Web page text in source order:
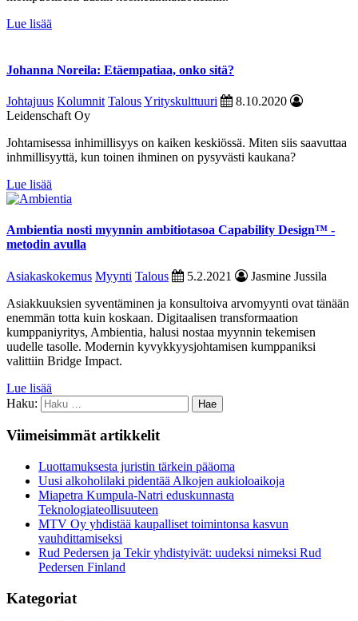
Lue lisää
Johanna Noreila: Etäempatiaa, onko sitä?
Johtajuus Kolumnit TalousYrityskulttuuri
8.10.2020
Leidenschaft Oy
Johtamisessa inhimillisyys on kaiken keskiössä. Miten siis saavuttaa
inhmillisyyttä, kun toinen ihminen on pysyvästi kaukana?
Lue lisää
Ambientia nosti myynnin ambitiotasoa Capability Design™ -
metodin avulla
Asiakaskokemus Myynti Talous 5.2.2021
Jasmine Jussila
Asiakkuuksien syventäminen ja konsultoiva arvomyynti ovat tänään
enemmän totta kuin koskaan. Digitaalisen transformaation
kumppaniyritys, Ambientia, halusi nostaa myynnin tekemisen
uudelle tasolle. Modernin kyvykkyysjohtamisen kumppaniksi
valittiin Bridge Impact.
Lue lisää
Haku:
Viimeisimmät artikkelit
Luottamuksesta juristin tärkein pääoma
Uusi alkoholilaki pidentää Alkojen aukioloaikoja
Miapetra Kumpula-Natri eduskunnasta
Teknologiateollisuuteen
MTV Oy yhdistää kaupalliset toimintonsa kasvun
vauhdittamiseksi
Rud Pedersen ja Tekir yhdistyivät: uudeksi nimeksi Rud
Pedersen Finland
Kategoriat